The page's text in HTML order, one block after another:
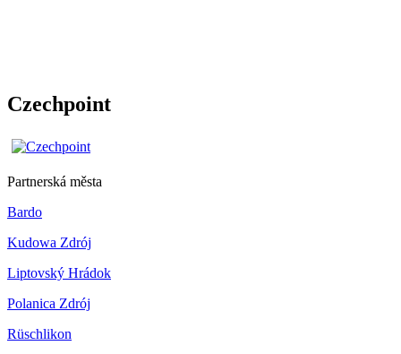
Czechpoint
Partnerská města
Bardo
Kudowa Zdrój
Liptovský Hrádok
Polanica Zdrój
Rüschlikon